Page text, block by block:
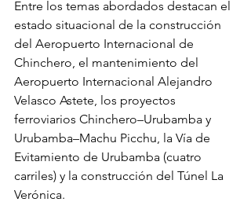
Entre los temas abordados destacan el
estado situacional de la construcción
del Aeropuerto Internacional de
Chinchero, el mantenimiento del
Aeropuerto Internacional Alejandro
Velasco Astete, los proyectos
ferroviarios Chinchero–Urubamba y
Urubamba–Machu Picchu, la Vía de
Evitamiento de Urubamba (cuatro
carriles) y la construcción del Túnel La
Verónica.